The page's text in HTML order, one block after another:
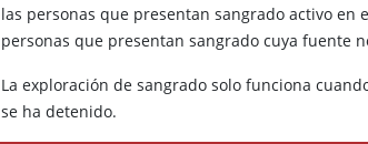
las personas que presentan sangrado activo
personas que presentan sangrado cuya fuente
La exploración de sangrado solo funciona
se ha detenido.